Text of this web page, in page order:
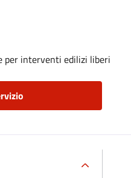
per interventi edilizi liberi